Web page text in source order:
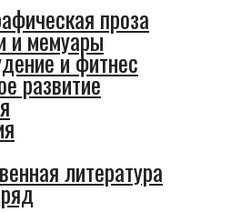
проза
и мемуары
и фитнес
развитие
литература